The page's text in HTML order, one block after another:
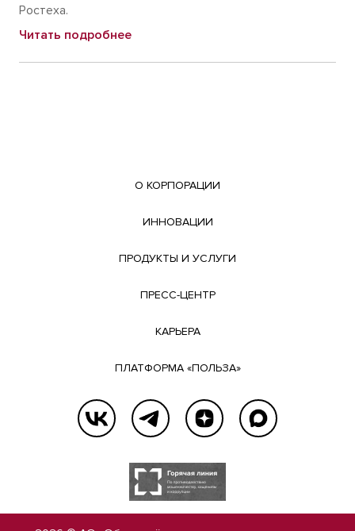
Ростеха.
Читать подробнее
О КОРПОРАЦИИ
ИННОВАЦИИ
ПРОДУКТЫ И УСЛУГИ
ПРЕСС-ЦЕНТР
КАРЬЕРА
ПЛАТФОРМА «ПОЛЬЗА»